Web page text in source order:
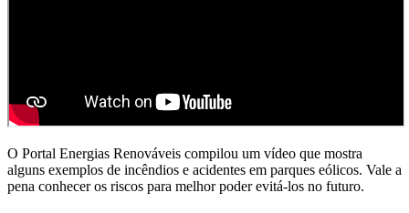
O Portal Energias Renováveis compilou um vídeo que mostra
alguns exemplos de incêndios e acidentes em parques eólicos. Vale a
pena conhecer os riscos para melhor poder evitá-los no futuro.